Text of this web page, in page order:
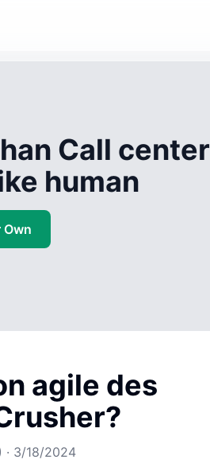
Call center
human
Own
agile des
· 3/18/2024